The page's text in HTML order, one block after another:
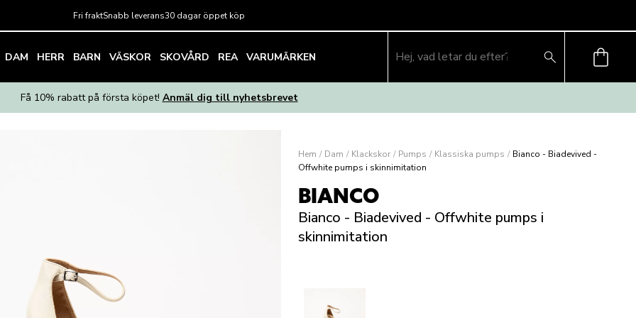
Fri fraktSnabb leverans30 dagar öppet köp
DAM HERR BARN VÄSKOR SKOVÅRD REA VARUMÄRKEN
Få 10% rabatt på första köpet! Anmäl dig till nyhetsbrevet
Hem / Dam / Klackskor / Pumps / Klassiska pumps / Bianco - Biadevived -
Offwhite pumps i skinnimitation
BIANCO
Bianco - Biadevived - Offwhite pumps i
skinnimitation